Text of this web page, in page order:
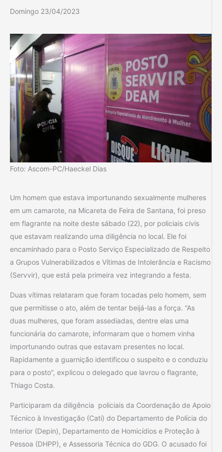
Domingo 23/04/2023
Foto: Ascom-PC/Haeckel Dias
Um homem que estava importunando sexualmente mulheres
em um camarote, na Micareta de Feira de Santana, foi preso
em flagrante na noite deste sábado (22), por policiais civis
que estavam realizando uma diligência no local. Ele foi
encaminhado para o Posto Serviço Especializado de Respeito
a Grupos Vulnerabilizados e Vítimas de Intolerância e Racismo
(Servvir), que está pela primeira vez integrando a festa.
Duas vítimas relataram que foram tocadas pelo homem, sem
que permitisse o ato, além de tentar beijá-las a força. “As
duas mulheres, que foram assediadas, dentre elas uma
funcionária do camarote, informaram que o homem vinha
importunando outras que estavam presentes no local.
Rapidamente a guarnição identificou o suspeito e o conduziu
para o posto”, explicou o delegado que lavrou o flagrante,
Thiago Costa.
Participaram da diligência policiais da Coordenação de Apoio
Técnico à Investigação (Cati) do Departamento de Polícia do
Interior (Depin), Departamento de Homicídios e Proteção à
Pessoa (DHPP), e Assessoria Técnica do GDG. O acusado foi